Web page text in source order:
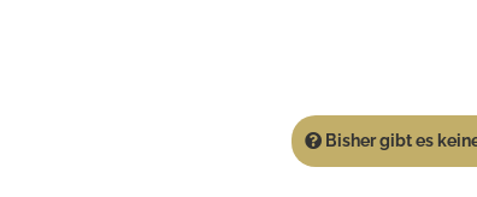
Bisher gibt es